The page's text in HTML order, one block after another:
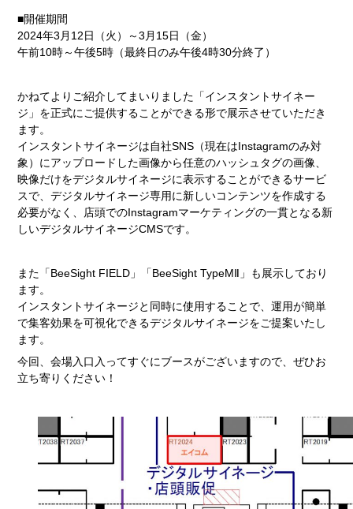
■開催期間
2024年3月12日（火）～3月15日（金）
午前10時～午後5時（最終日のみ午後4時30分終了）
かねてよりご紹介してまいりました「インスタントサイネー
ジ」を正式にご提供することができる形で展示させていただき
ます。
インスタントサイネージは自社SNS（現在はInstagramのみ対
象）にアップロードした画像から任意のハッシュタグの画像、
映像だけをデジタルサイネージに表示することができるサービ
スで、デジタルサイネージ専用に新しいコンテンツを作成する
必要がなく、店頭でのInstagramマーケティングの一貫となる新
しいデジタルサイネージCMSです。
また「BeeSight FIELD」「BeeSight TypeMⅡ」も展示しており
ます。
インスタントサイネージと同時に使用することで、運用が簡単
で集客効果を可視化できるデジタルサイネージをご提案いたし
ます。
今回、会場入口入ってすぐにブースがございますので、ぜひお
立ち寄りください！